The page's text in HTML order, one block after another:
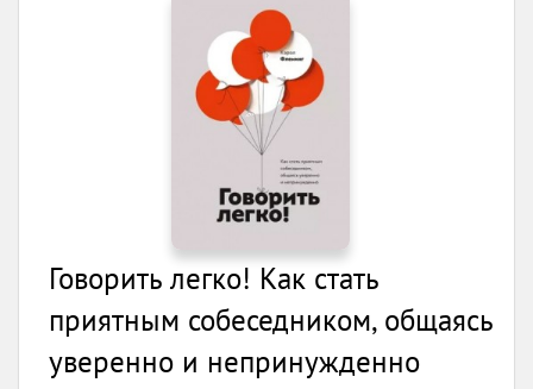
Говорить легко! Как стать
приятным собеседником, общаясь
уверенно и непринужденно